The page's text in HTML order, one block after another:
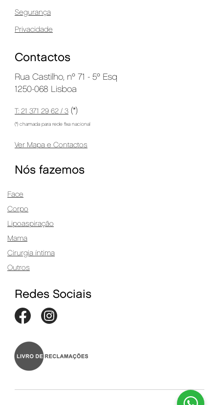
Segurança
Privacidade
Contactos
Rua Castilho, nº 71 - 5º Esq
1250-068 Lisboa
T: 21 371 29 62 / 3 (*)
(*) chamada para rede fixa nacional
Ver Mapa e Contactos
Nós fazemos
Face
Corpo
Lipoaspiração
Mama
Cirurgia íntima
Outros
Redes Sociais